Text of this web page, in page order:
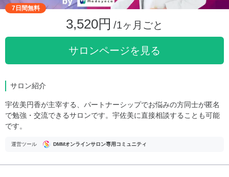
7日間無料
3,520円 /1ヶ月ごと
サロンページを見る
サロン紹介
宇佐美円香が主宰する、パートナーシップでお悩みの方同士が匿名
で勉強・交流できるサロンです。宇佐美に直接相談することも可能
です。
運営ツール DMMオンラインサロン専用コミュニティ